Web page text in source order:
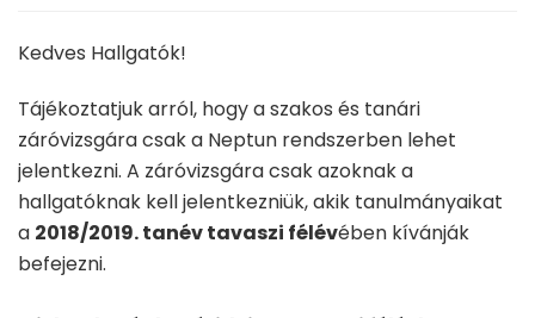
Kedves Hallgatók!
Tájékoztatjuk arról, hogy a szakos és tanári
záróvizsgára csak a Neptun rendszerben lehet
jelentkezni. A záróvizsgára csak azoknak a
hallgatóknak kell jelentkezniük, akik tanulmányaikat
a 2018/2019. tanév tavaszi félévében kívánják
befejezni.